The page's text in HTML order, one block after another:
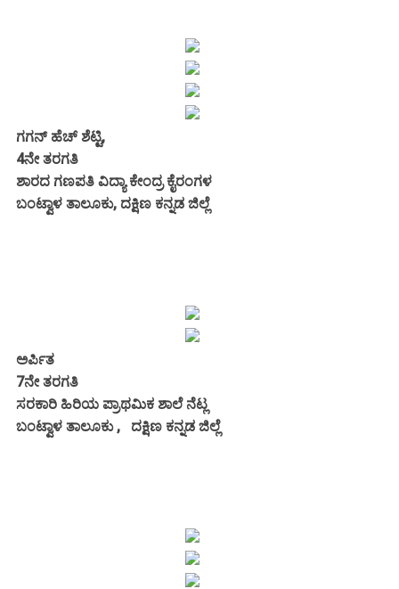
ಗಗನ್ ಹೆಚ್ ಶೆಟ್ಟಿ,
4ನೇ ತರಗತಿ
ಶಾರದ ಗಣಪತಿ ವಿದ್ಯಾ ಕೇಂದ್ರ ಕೈರಂಗಳ
ಬಂಟ್ವಾಳ ತಾಲೂಕು, ದಕ್ಷಿಣ ಕನ್ನಡ ಜಿಲ್ಲೆ
ಅರ್ಪಿತ
7ನೇ ತರಗತಿ
ಸರಕಾರಿ ಹಿರಿಯ ಪ್ರಾಥಮಿಕ ಶಾಲೆ ನೆಟ್ಲ
ಬಂಟ್ವಾಳ ತಾಲೂಕು , ದಕ್ಷಿಣ ಕನ್ನಡ ಜಿಲ್ಲೆ